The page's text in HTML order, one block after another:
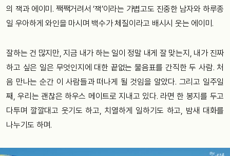
의 잭과 에이미. 짹짹거려서 ‘잭’이라는 가볍고도 진중한 남자와 하루종
일 우아하게 와인을 마시며 백수가 체질이라고 배시시 웃는 에이미.
잘하는 건 많지만, 지금 내가 하는 일이 정말 내게 잘 맞는지, 내가 진짜
하고 싶은 일은 무엇인지에 대한 끝없는 물음표를 간직한 두 사람. 처
음 만나는 순간 이 사람들과 떠나게 될 것임을 알았다. 그리고 일주일
째, 우리는 괜찮은 하우스 메이트로 지내고 있다. 라면 한 봉지를 두고
다투며 깔깔대고 웃기도 하고, 치열하게 일하기도 하고, 밤새 대화를
나누기도 하며.